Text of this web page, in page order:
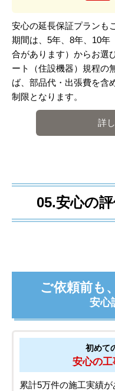
安心の延長保証プランも
期間は、5年、8年、10年
合があります）からお選
ート（住設機器）規程の
ば、部品代・出張費を含
制限となります。
詳
05.安心の
ご依頼前も
安心
初めて
安心の
累計5万件の施工実績